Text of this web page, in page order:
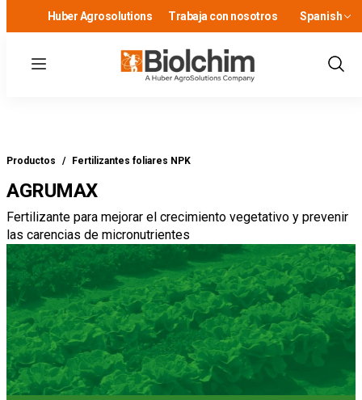
Huber Agrosolutions Trabaja con nosotros Spanish
Menu
Show
Productos / Fertilizantes foliares NPK
AGRUMAX
Fertilizante para mejorar el crecimiento vegetativo y prevenir
las carencias de micronutrientes